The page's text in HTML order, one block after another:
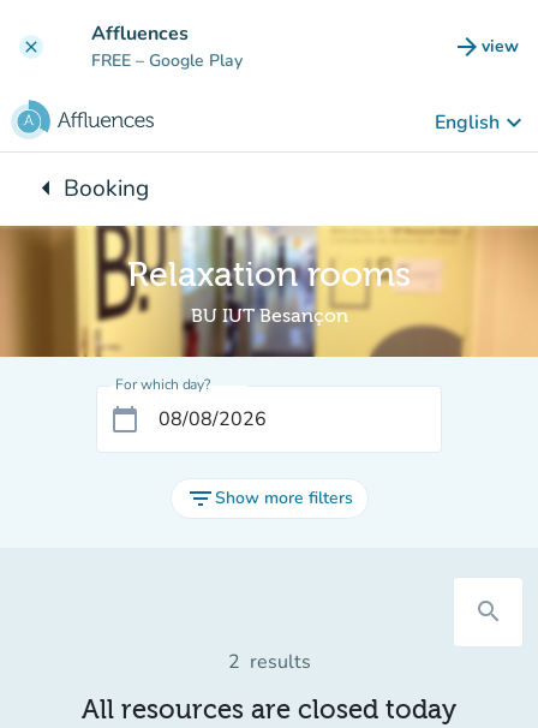
clear Affluences
FREE – Google Play arrow_forward view
(new
English keyboard_arrow_down
arrow_leftBack to:
Booking
Relaxation rooms
BU IUT Besançon
For which day?
calendar_today
filter_listShow more filters
search
2 results
All resources are closed today